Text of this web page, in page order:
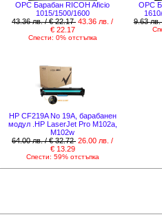
OPC Барабан RICOH Aficio
1015/1500/1600
43.36 лв. / € 22.17 43.36 лв. /
€ 22.17
Спести: 0% отстъпка
OPC
9.63
HP CF219A No 19A, барабанен
модул .HP LaserJet Pro M102a,
M102w
64.00 лв. / € 32.72 26.00 лв. /
€ 13.29
Спести: 59% отстъпка